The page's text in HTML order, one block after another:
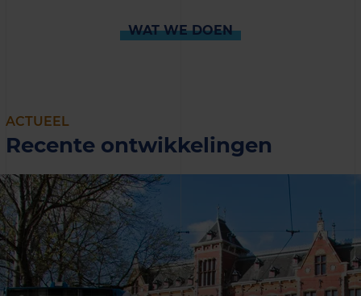
WAT WE DOEN
ACTUEEL
Recente ontwikkelingen